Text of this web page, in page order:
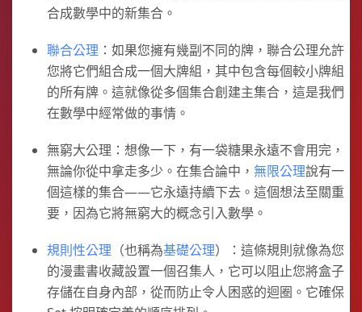
合成數學中的新集合。
聯合公理 ：如果您擁有幾副不同的牌，聯合公理允許
您將它們組合成一個大牌組，其中包含每個較小牌組
的所有牌。這就像從多個集合創建主集合，這是我們
在數學中經常做的事情。
無窮大公理：想像一下，有一袋糖果永遠不會用完，
無論你從中拿走多少。在集合論中， 無限公理說有一
個這樣的集合——它永遠持續下去。這個想法至關重
要，因為它將無窮大的概念引入數學。
規則性公理 （也稱為基礎公理）：這條規則就像為您
的漫畫書收藏設置一個召集人，它可以阻止您將盒子
存儲在自身內部，從而防止令人困惑的迴圈。它確保